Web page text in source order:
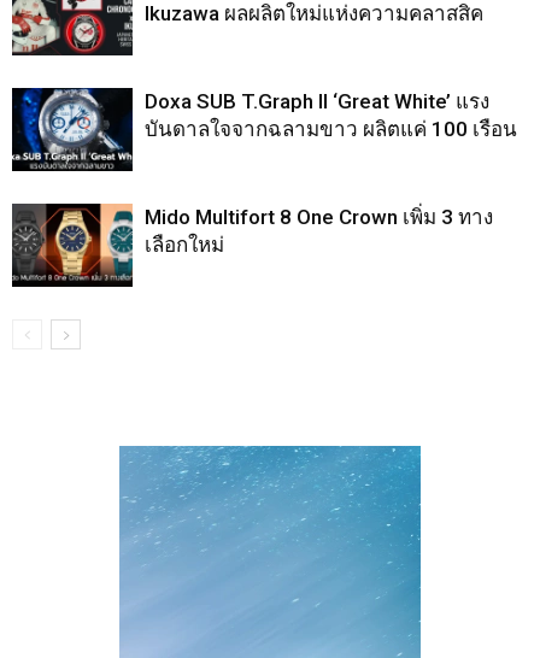
Ikuzawa ผลผลิตใหม่แห่งความคลาสสิค
Doxa SUB T.Graph II ‘Great White’ แรง
บันดาลใจจากฉลามขาว ผลิตแค่ 100 เรือน
Mido Multifort 8 One Crown เพิ่ม 3 ทาง
เลือกใหม่